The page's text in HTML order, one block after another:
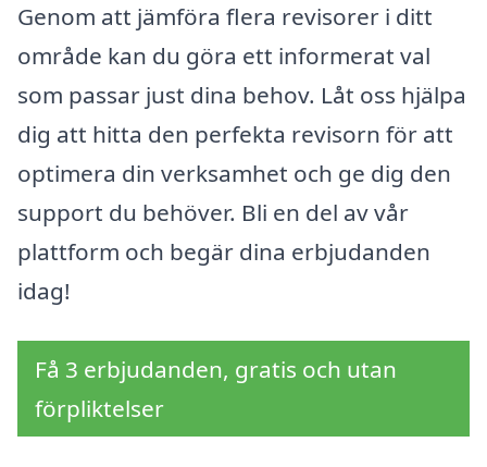
Genom att jämföra flera revisorer i ditt
område kan du göra ett informerat val
som passar just dina behov. Låt oss hjälpa
dig att hitta den perfekta revisorn för att
optimera din verksamhet och ge dig den
support du behöver. Bli en del av vår
plattform och begär dina erbjudanden
idag!
Få 3 erbjudanden, gratis och utan
förpliktelser